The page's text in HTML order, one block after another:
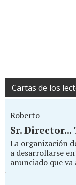
Cartas de los
Roberto
Sr.
La organización
a desarrollarse
anunciado que